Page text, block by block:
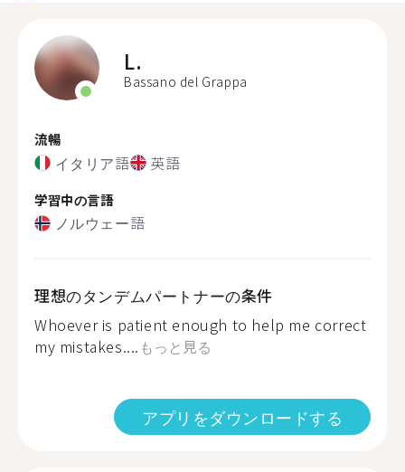
L.
Bassano del Grappa
流暢
イタリア語 英語
学習中の言語
ノルウェー語
理想のタンデムパートナーの条件
Whoever is patient enough to help me correct
my mistakes.... もっと見る
アプリをダウンロードする